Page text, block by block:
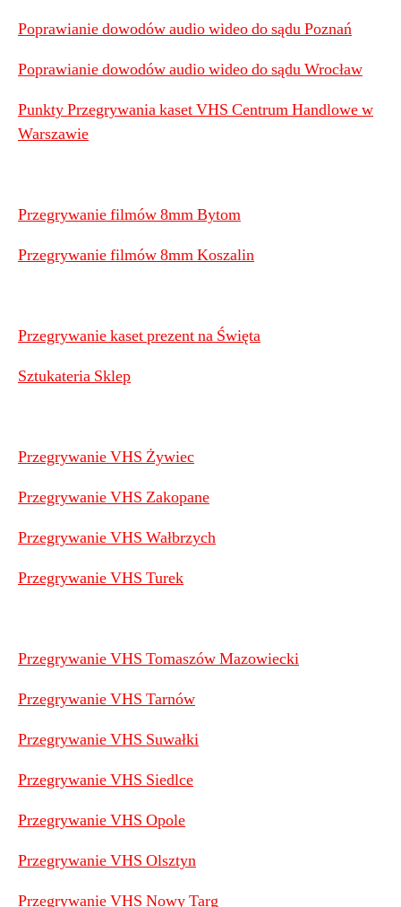
Poprawianie dowodów audio wideo do sądu Poznań
Poprawianie dowodów audio wideo do sądu Wrocław
Punkty Przegrywania kaset VHS Centrum Handlowe w
Warszawie
Przegrywanie filmów 8mm Bytom
Przegrywanie filmów 8mm Koszalin
Przegrywanie kaset prezent na Święta
Sztukateria Sklep
Przegrywanie VHS Żywiec
Przegrywanie VHS Zakopane
Przegrywanie VHS Wałbrzych
Przegrywanie VHS Turek
Przegrywanie VHS Tomaszów Mazowiecki
Przegrywanie VHS Tarnów
Przegrywanie VHS Suwałki
Przegrywanie VHS Siedlce
Przegrywanie VHS Opole
Przegrywanie VHS Olsztyn
Przegrywanie VHS Nowy Targ